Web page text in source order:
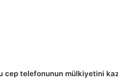
cep telefonunun mülkiyetini